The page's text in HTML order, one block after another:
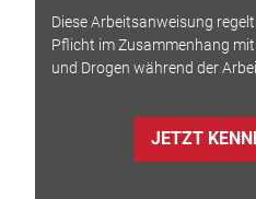
Diese Arbeitsanweisung
Pflicht im Zusammenhang
und Drogen während der
JETZT